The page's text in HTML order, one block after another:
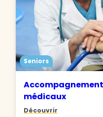
Seniors
médicaux
Découvrir